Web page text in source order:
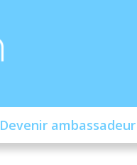
Devenir